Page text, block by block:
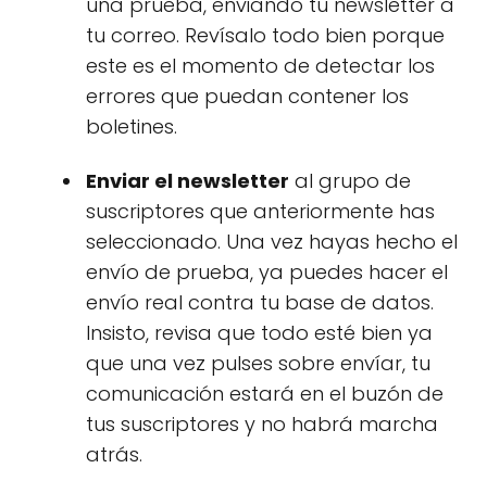
tu correo. Revísalo todo bien porque
este es el momento de detectar los
errores que puedan contener los
boletines.
Enviar el newsletter al grupo de
suscriptores que anteriormente has
seleccionado. Una vez hayas hecho el
envío de prueba, ya puedes hacer el
envío real contra tu base de datos.
Insisto, revisa que todo esté bien ya
que una vez pulses sobre envíar, tu
comunicación estará en el buzón de
tus suscriptores y no habrá marcha
atrás.